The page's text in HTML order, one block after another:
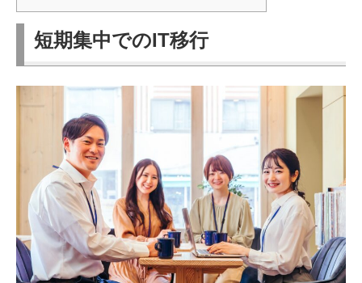
短期集中でのIT移行